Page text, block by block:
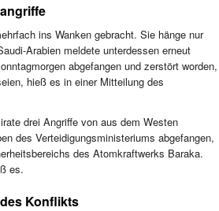
ins Wanken gebracht. Sie hänge nur
Arabien meldete unterdessen erneut
abgefangen und zerstört worden,
hieß es in einer Mitteilung des
drei Angriffe von aus dem Westen
des Verteidigungsministeriums abgefangen,
des Atomkraftwerks Baraka.
es.
Konflikts